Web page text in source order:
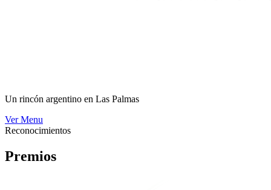
Un rincón argentino en Las Palmas
Ver Menu
Reconocimientos
Premios